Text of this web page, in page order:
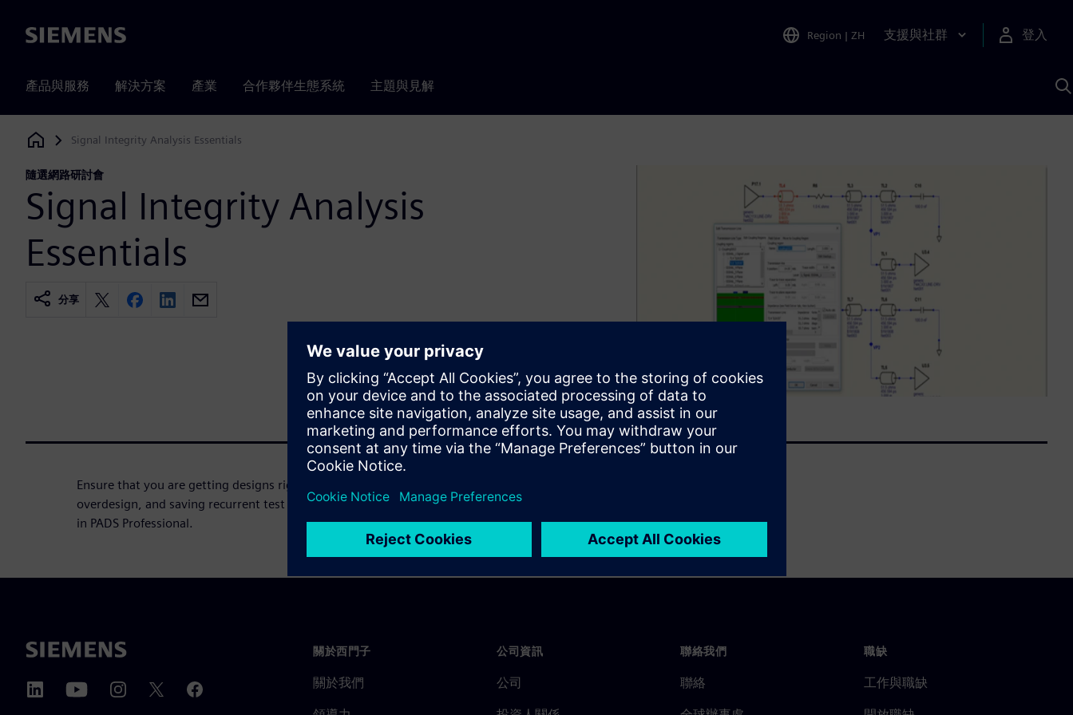
Siemens Region | ZH 支援與社群 登入
產品與服務 解決方案 產業 合作夥伴生態系統 主題與見解
Siemens Digital Industries Software
Signal Integrity Analysis Essentials
隨選網路研討會
Signal Integrity Analysis
Essentials
分享
Ensure that you are getting designs right the first time, avoiding costly
overdesign, and saving recurrent test cycles in the lab with built-in HyperLynx SI
in PADS Professional.
關於西門子
關於我們
公司資訊
公司
聯絡我們
聯絡
職缺
工作與職缺